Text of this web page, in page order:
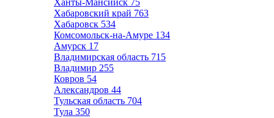
Ханты-Мансийск 75
Хабаровский край 763
Хабаровск 534
Комсомольск-на-Амуре 134
Амурск 17
Владимирская область 715
Владимир 255
Ковров 54
Александров 44
Тульская область 704
Тула 350